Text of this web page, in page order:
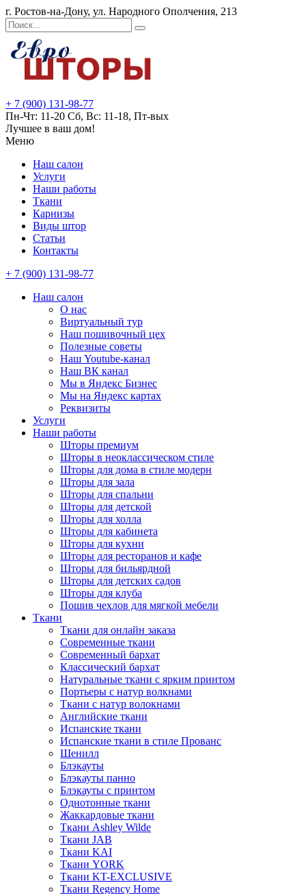
г. Ростов-на-Дону, ул. Народного Ополчения, 213
+ 7 (900) 131-98-77
Пн-Чт: 11-20 Сб, Вс: 11-18, Пт-вых
Лучшее в ваш дом!
Меню
Наш салон
Услуги
Наши работы
Ткани
Карнизы
Виды штор
Статьи
Контакты
+ 7 (900) 131-98-77
Наш салон
О нас
Виртуальный тур
Наш пошивочный цех
Полезные советы
Наш Youtube-канал
Наш ВК канал
Мы в Яндекс Бизнес
Мы на Яндекс картах
Реквизиты
Услуги
Наши работы
Шторы премиум
Шторы в неоклассическом стиле
Шторы для дома в стиле модерн
Шторы для зала
Шторы для спальни
Шторы для детской
Шторы для холла
Шторы для кабинета
Шторы для кухни
Шторы для ресторанов и кафе
Шторы для бильярдной
Шторы для детских садов
Шторы для клуба
Пошив чехлов для мягкой мебели
Ткани
Ткани для онлайн заказа
Современные ткани
Современный бархат
Классический бархат
Натуральные ткани с ярким принтом
Портьеры с натур волкнами
Ткани с натур волокнами
Английские ткани
Испанские ткани
Испанские ткани в стиле Прованс
Шенилл
Блэкауты
Блэкауты панно
Блэкауты с принтом
Однотонные ткани
Жаккардовые ткани
Ткани Ashley Wilde
Ткани JAB
Ткани KAI
Ткани YORK
Ткани KT-EXCLUSIVE
Ткани Regency Home